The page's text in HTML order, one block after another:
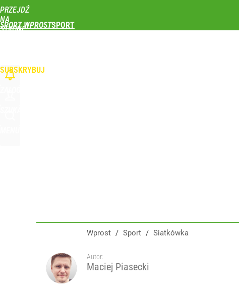
PRZEJDŹ
NA
STRONĘ
SPORT WPROST
SUBSKRYBUJ
Wprost / Sport / Siatkówka
Autor:
Maciej Piasecki